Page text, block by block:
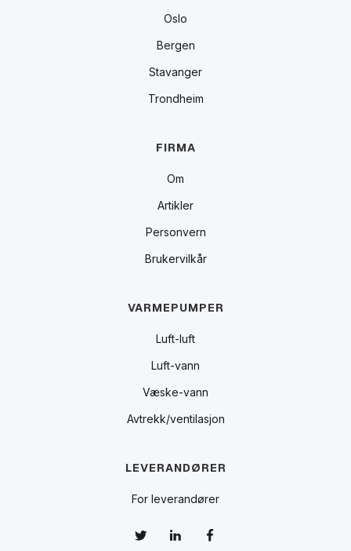
Oslo
Bergen
Stavanger
Trondheim
FIRMA
Om
Artikler
Personvern
Brukervilkår
VARMEPUMPER
Luft-luft
Luft-vann
Væske-vann
Avtrekk/ventilasjon
LEVERANDØRER
For leverandører